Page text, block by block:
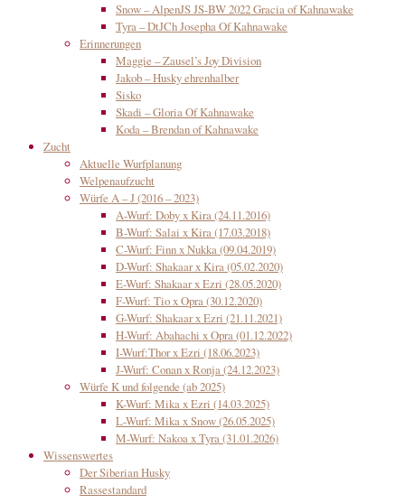
Snow – AlpenJS JS-BW 2022 Gracia of Kahnawake
Tyra – DtJCh Josepha Of Kahnawake
Erinnerungen
Maggie – Zausel’s Joy Division
Jakob – Husky ehrenhalber
Sisko
Skadi – Gloria Of Kahnawake
Koda – Brendan of Kahnawake
Zucht
Aktuelle Wurfplanung
Welpenaufzucht
Würfe A – J (2016 – 2023)
A-Wurf: Doby x Kira (24.11.2016)
B-Wurf: Salai x Kira (17.03.2018)
C-Wurf: Finn x Nukka (09.04.2019)
D-Wurf: Shakaar x Kira (05.02.2020)
E-Wurf: Shakaar x Ezri (28.05.2020)
F-Wurf: Tio x Opra (30.12.2020)
G-Wurf: Shakaar x Ezri (21.11.2021)
H-Wurf: Abahachi x Opra (01.12.2022)
I-Wurf:Thor x Ezri (18.06.2023)
J-Wurf: Conan x Ronja (24.12.2023)
Würfe K und folgende (ab 2025)
K-Wurf: Mika x Ezri (14.03.2025)
L-Wurf: Mika x Snow (26.05.2025)
M-Wurf: Nakoa x Tyra (31.01.2026)
Wissenswertes
Der Siberian Husky
Rassestandard